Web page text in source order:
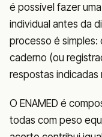
é possível fazer
individual antes da
processo é simples:
caderno (ou
respostas
O ENAMED é
todas com peso